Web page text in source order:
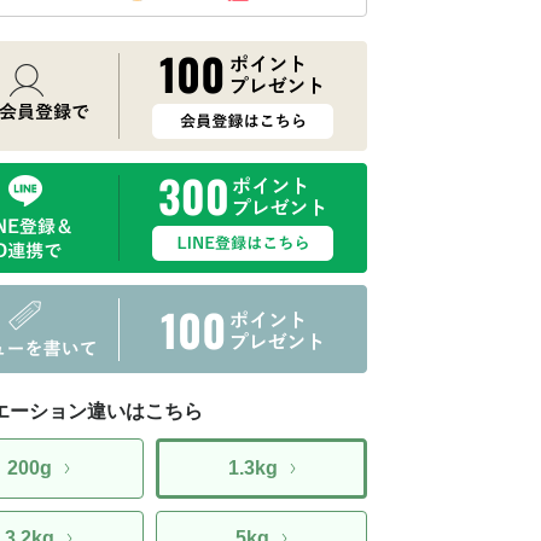
ーション違いはこちら
200g 1.3kg